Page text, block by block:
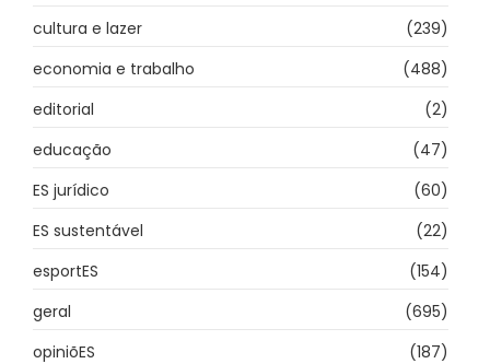
cultura e lazer
(239)
economia e trabalho
(488)
editorial
(2)
educação
(47)
ES jurídico
(60)
ES sustentável
(22)
esportES
(154)
geral
(695)
opiniõES
(187)